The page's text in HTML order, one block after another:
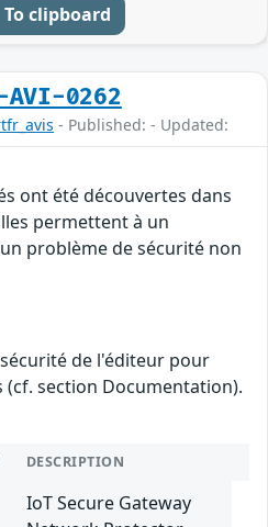
To clipboard
AVI-0262
- Published: - Updated:
ont été découvertes dans
permettent à un
problème de sécurité non
de l'éditeur pour
section Documentation).
DESCRIPTION
IoT Secure Gateway